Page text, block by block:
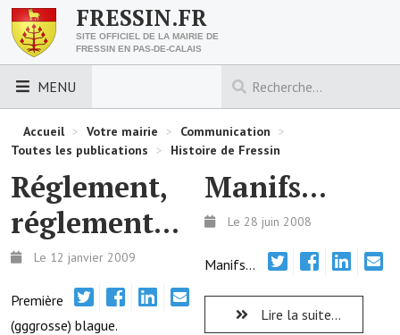
FRESSIN.FR
SITE OFFICIEL DE LA MAIRIE DE
FRESSIN EN PAS-DE-CALAIS
MENU
LES ESSENTIELS
Découvrez Fressin
Venir à Fressin
Horaires de la mairie
Accueil > Votre mairie > Communication >
Toutes les publications > Histoire de Fressin
Réglement,
réglement...
Le 12 janvier 2009
Première
(gggrosse) blague.
Manifs...
Le 28 juin 2008
Manifs...
Lire la suite...